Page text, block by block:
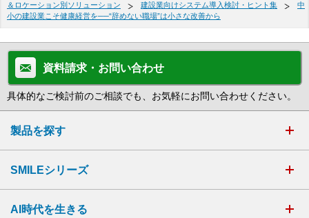
＆ロケーション別ソリューション
建設業向けシステム導入検討・ヒント集
中
小の建設業こそ健康経営を──“辞めない職場”は小さな改善から
資料請求・お問い合わせ
具体的なご検討前のご相談でも、お気軽にお問い合わせください。
製品を探す
SMILEシリーズ
AI時代を生きる